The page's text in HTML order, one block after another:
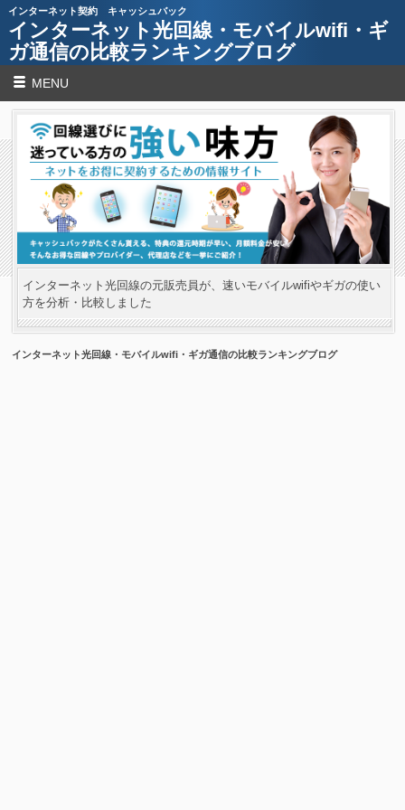
インターネット契約 キャッシュバック
インターネット光回線・モバイルwifi・ギ
ガ通信の比較ランキングブログ
MENU
インターネット光回線の元販売員が、速いモバイルwifiやギガの使い
方を分析・比較しました
インターネット光回線・モバイルwifi・ギガ通信の比較ランキングブログ